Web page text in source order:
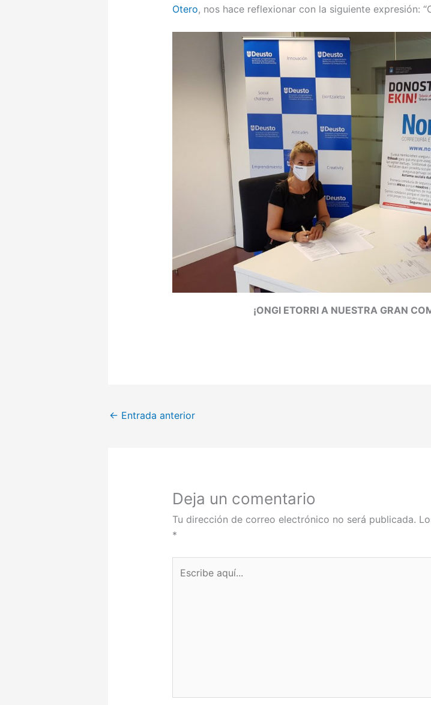
Otero, nos hace reflexionar con la siguiente expresión:
¡ONGI ETORRI A NUESTRA GRAN
← Entrada anterior
Deja un comentario
Tu dirección de correo electrónico no será publicada.
*
aquí...